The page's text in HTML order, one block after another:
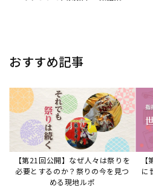
「できた！」があふれる！『生徒
指導の教科書』